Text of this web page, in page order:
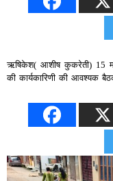
ऋषिकेश( आशीष कुकरेती) 15
की कार्यकारिणी की आवश्यक